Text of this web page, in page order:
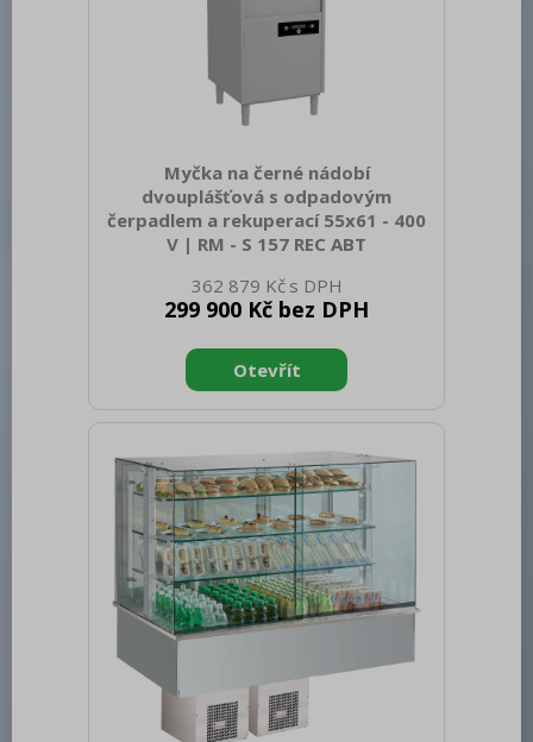
Myčka na černé nádobí
dvouplášťová s odpadovým
čerpadlem a rekuperací 55x61 - 400
V | RM - S 157 REC ABT
(00012271) a 1x RM Rinse+ 10 kg
(00012273) Sap kód: 00011971 Šířka
780 Výška netto [mm]: 2156 Hmotnost
netto [kg]: 199.00 Šířka brutto [mm]:
870 Hloubka brutto [mm]: 890 Výška
[kg]: 209.00 Typ spotřebiče: Elektrické
zařízení Typ ovládání: Digitální Materiál:
AISI 304 Příkon elektrický [kW]: 10.500
Napájení: 400 V / 3N - 50 Hz Počet
programů: 11 Otevírání zařízení: V
362 879 Kč
299 900 Kč bez DPH